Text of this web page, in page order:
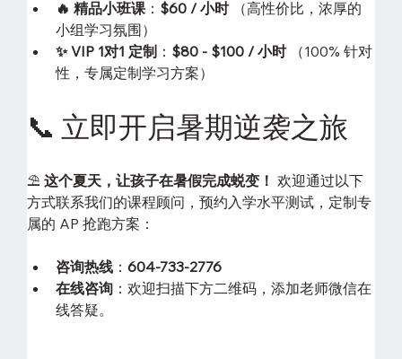
🔥 精品小班课 ： $60 / 小时 （高性价比，浓厚的
小组学习氛围）
✨ VIP 1对1 定制 ： $80 - $100 / 小时 （100% 针对
性，专属定制学习方案）
📞 立即开启暑期逆袭之旅
⛱️ 这个夏天，让孩子在暑假完成蜕变！ 欢迎通过以下
方式联系我们的课程顾问，预约入学水平测试，定制专
属的 AP 抢跑方案：
咨询热线 ：604-733-2776
在线咨询 ：欢迎扫描下方二维码，添加老师微信在
线答疑。